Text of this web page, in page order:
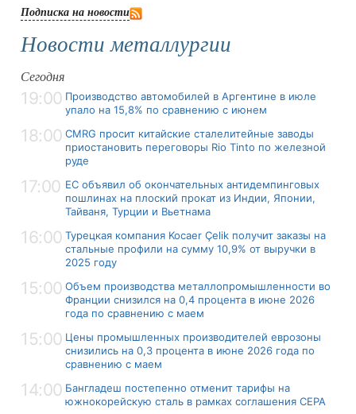
Подписка на новости
Новости металлургии
Сегодня
19:00 Производство автомобилей в Аргентине в июле
упало на 15,8% по сравнению с июнем
18:00 CMRG просит китайские сталелитейные заводы
приостановить переговоры Rio Tinto по железной
руде
17:00 ЕС объявил об окончательных антидемпинговых
пошлинах на плоский прокат из Индии, Японии,
Тайваня, Турции и Вьетнама
16:00 Турецкая компания Kocaer Çelik получит заказы на
стальные профили на сумму 10,9% от выручки в
2025 году
15:00 Объем производства металлопромышленности во
Франции снизился на 0,4 процента в июне 2026
года по сравнению с маем
15:00 Цены промышленных производителей еврозоны
снизились на 0,3 процента в июне 2026 года по
сравнению с маем
14:00 Бангладеш постепенно отменит тарифы на
южнокорейскую сталь в рамках соглашения CEPA